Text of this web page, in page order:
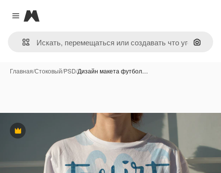
Close menu
Magnific
Поиск
Главная/Стоковый/PSD/Дизайн макета футбол…
Премиум